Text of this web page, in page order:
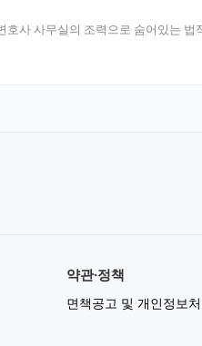
사 사무실의 조력으로 숨어있는 법
약관·정책
면책공고 및 개인정보